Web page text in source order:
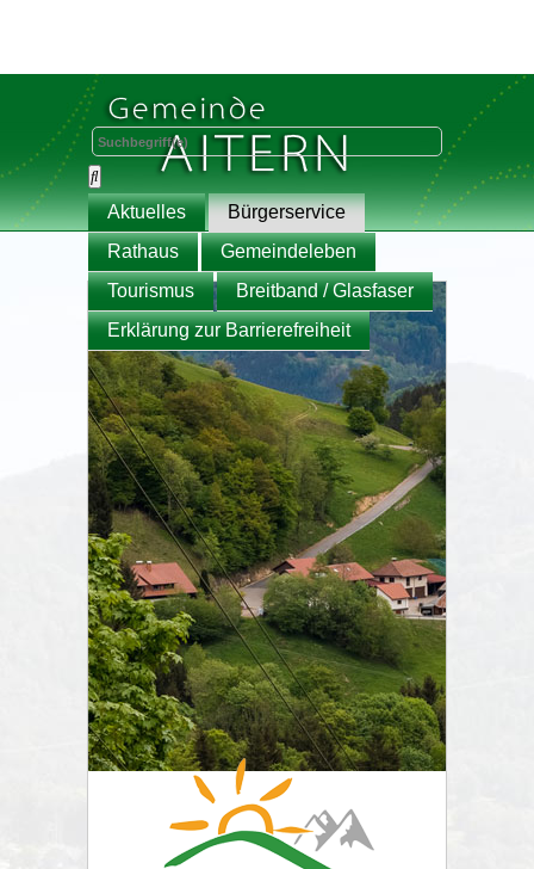
Aktuelles
Bürgerservice
Rathaus
Gemeindeleben
Tourismus
Breitband / Glasfaser
Erklärung zur Barrierefreiheit